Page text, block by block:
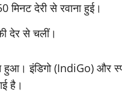
मिनट देरी से रवाना हुई।
देर से चलीं।
हुआ। इंडिगो (IndiGo) और
है।